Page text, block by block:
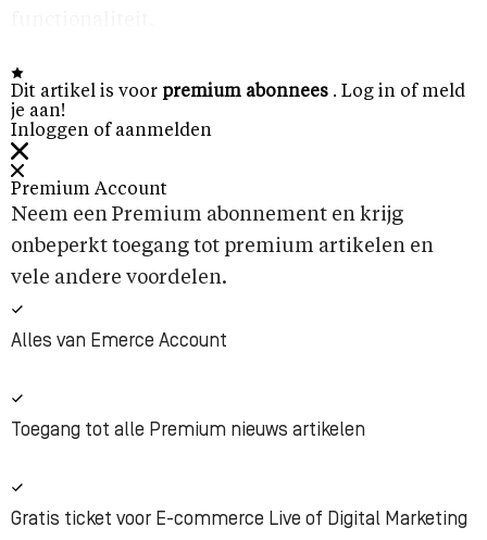
Dit artikel is voor premium abonnees . Log in of meld
je aan!
Inloggen of aanmelden
Premium Account
Neem een Premium abonnement en krijg
onbeperkt toegang tot premium artikelen en
vele andere voordelen.
Alles van Emerce Account
Toegang tot alle Premium nieuws artikelen
Gratis ticket voor E-commerce Live of Digital Marketing